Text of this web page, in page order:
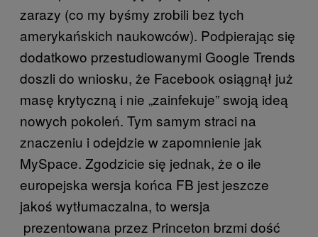
zarazy (co my byśmy zrobili bez tych
amerykańskich naukowców). Podpierając się
dodatkowo przestudiowanymi Google Trends
doszli do wniosku, że Facebook osiągnął już
masę krytyczną i nie „zainfekuje” swoją ideą
nowych pokoleń. Tym samym straci na
znaczeniu i odejdzie w zapomnienie jak
MySpace. Zgodzicie się jednak, że o ile
europejska wersja końca FB jest jeszcze
jakoś wytłumaczalna, to wersja
prezentowana przez Princeton brzmi dość